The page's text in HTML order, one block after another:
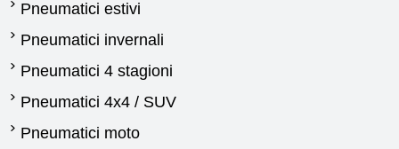
Pneumatici estivi
Pneumatici invernali
Pneumatici 4 stagioni
Pneumatici 4x4 / SUV
Pneumatici moto